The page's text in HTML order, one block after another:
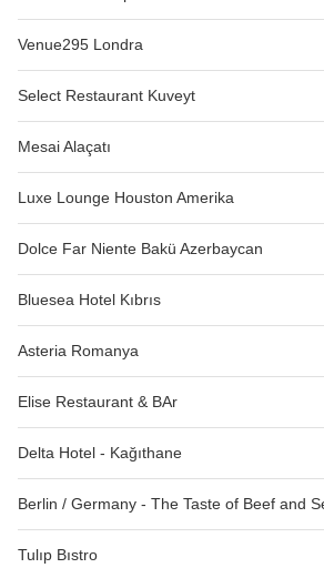
Venue295 Londra
Select Restaurant Kuveyt
Mesai Alaçatı
Luxe Lounge Houston Amerika
Dolce Far Niente Bakü Azerbaycan
Bluesea Hotel Kıbrıs
Asteria Romanya
Elise Restaurant & BAr
Delta Hotel - Kağıthane
Berlin / Germany - The Taste of Beef and
Tulıp Bıstro